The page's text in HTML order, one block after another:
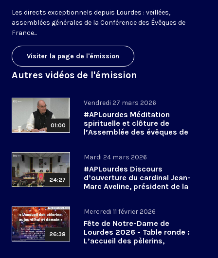
Les directs exceptionnels depuis Lourdes : veillées,
assemblées générales de la Conférence des Évêques de
France...
Visiter la page de l'émission
Autres vidéos de l'émission
01:00
Vendredi 27 mars 2026
#APLourdes Méditation
spirituelle et clôture de
l’Assemblée des évêques de
24:27
Mardi 24 mars 2026
#APLourdes Discours
d’ouverture du cardinal Jean-
Marc Aveline, président de la
26:38
Mercredi 11 février 2026
Fête de Notre-Dame de
Lourdes 2026 - Table ronde :
L’accueil des pèlerins,